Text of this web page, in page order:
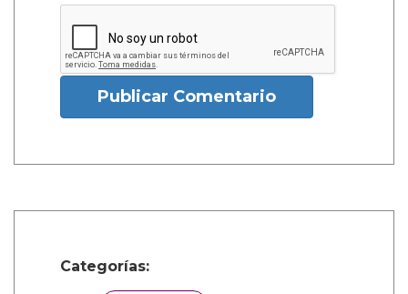
Publicar Comentario
Categorías: